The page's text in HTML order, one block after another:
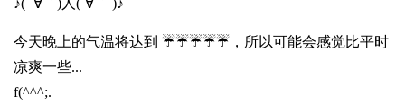
今天晚上的气温将达到 ☔☔☔☔☔，所以可能会感觉比平时
凉爽一些...
f(^^^;.